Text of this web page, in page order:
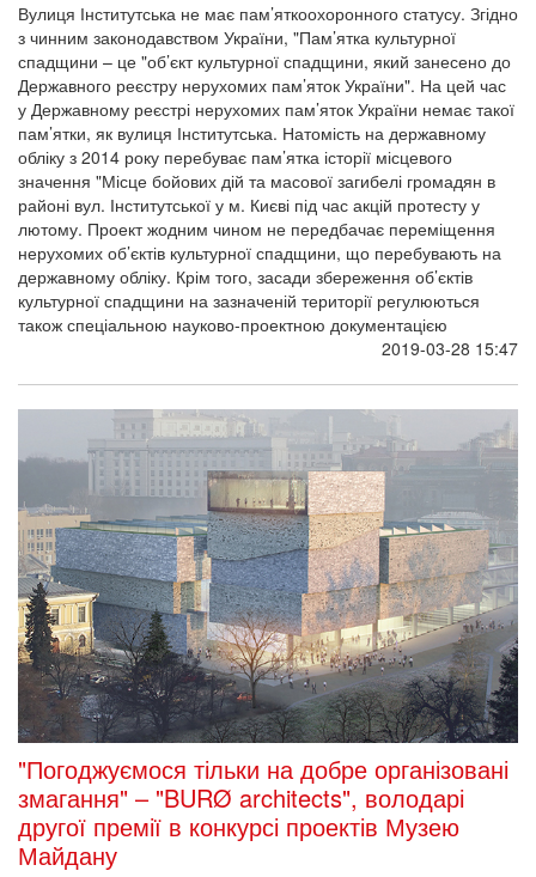
Вулиця Інститутська не має пам’яткоохоронного статусу. Згідно
з чинним законодавством України, "Пам’ятка культурної
спадщини – це "об’єкт культурної спадщини, який занесено до
Державного реєстру нерухомих пам’яток України". На цей час
у Державному реєстрі нерухомих пам’яток України немає такої
пам’ятки, як вулиця Інститутська. Натомість на державному
обліку з 2014 року перебуває пам’ятка історії місцевого
значення "Місце бойових дій та масової загибелі громадян в
районі вул. Інститутської у м. Києві під час акцій протесту у
лютому. Проект жодним чином не передбачає переміщення
нерухомих об’єктів культурної спадщини, що перебувають на
державному обліку. Крім того, засади збереження об’єктів
культурної спадщини на зазначеній території регулюються
також спеціальною науково-проектною документацією
2019-03-28 15:47
"Погоджуємося тільки на добре організовані
змагання" – "BURØ architects", володарі
другої премії в конкурсі проектів Музею
Майдану